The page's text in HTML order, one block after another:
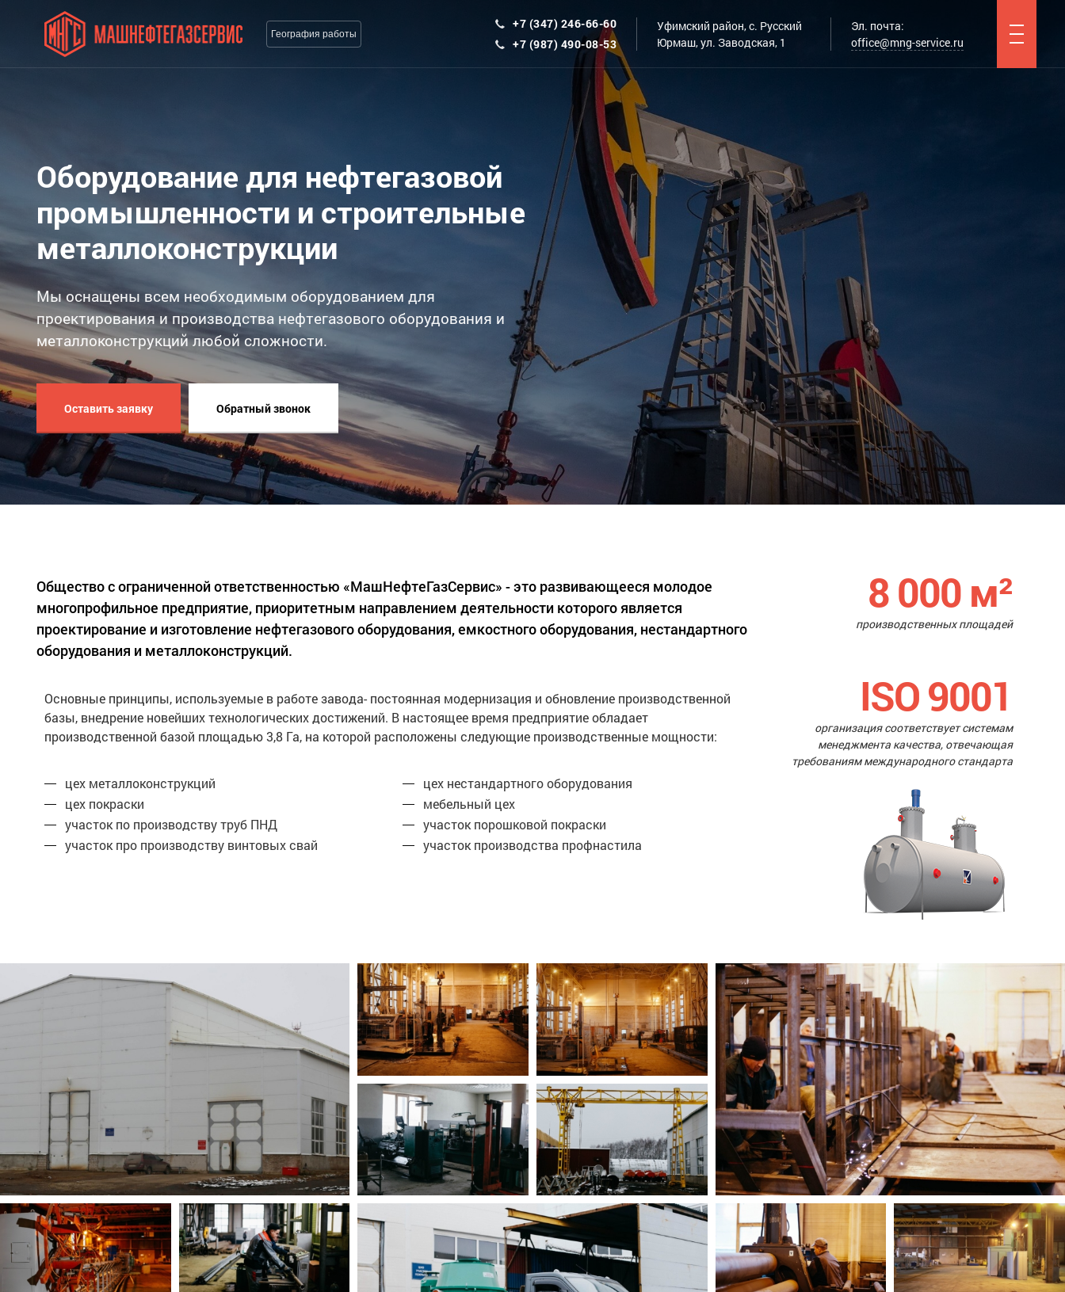
География работы
+7 (347) 246-66-60
+7 (987) 490-08-53
Уфимский район, с. Русский
Юрмаш, ул. Заводская, 1
Эл. почта:
office@mng-service.ru
Оборудование для нефтегазовой
промышленности и строительные
металлоконструкции
Мы оснащены всем необходимым оборудованием для
проектирования и производства нефтегазового оборудования и
металлоконструкций любой сложности.
Оставить заявку Обратный звонок
Общество с ограниченной ответственностью «МашНефтеГазСервис» - это развивающееся молодое
многопрофильное предприятие, приоритетным направлением деятельности которого является
проектирование и изготовление нефтегазового оборудования, емкостного оборудования, нестандартного
оборудования и металлоконструкций.
Основные принципы, используемые в работе завода- постоянная модернизация и обновление производственной
базы, внедрение новейших технологических достижений. В настоящее время предприятие обладает
производственной базой площадью 3,8 Га, на которой расположены следующие производственные мощности:
цех металлоконструкций
цех нестандартного оборудования
цех покраски
мебельный цех
участок по производству труб ПНД
участок порошковой покраски
участок про производству винтовых свай
участок производства профнастила
8 000м²
производственных площадей
ISO 9001
организация соответствует системам
менеджмента качества, отвечающая
требованиям международного стандарта